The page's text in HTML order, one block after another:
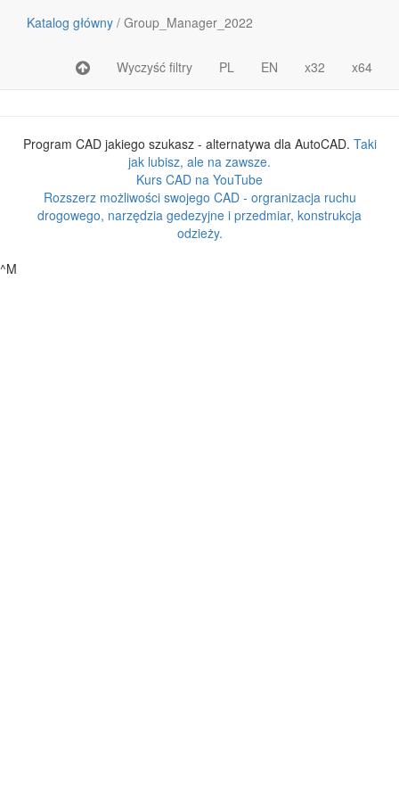
Katalog główny / Group_Manager_2022
Wyczyść filtry PL EN x32 x64
Nazwa pliku lub katalogu
Program CAD jakiego szukasz - alternatywa dla AutoCAD. Taki
jak lubisz, ale na zawsze.
Kurs CAD na YouTube
Rozszerz możliwości swojego CAD - orgranizacja ruchu
drogowego, narzędzia gedezyjne i przedmiar, konstrukcja
odzieży.
^M